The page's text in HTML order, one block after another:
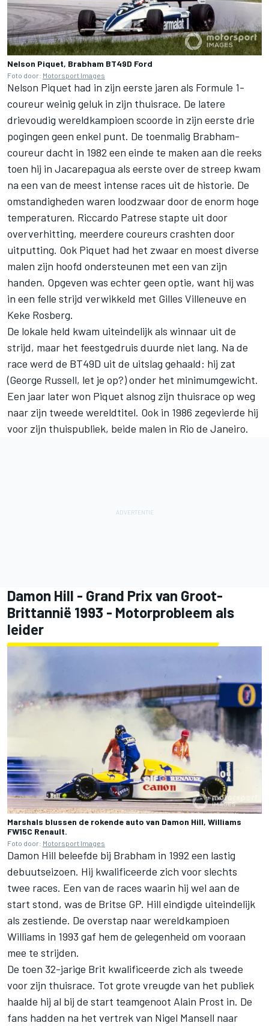
Nelson Piquet, Brabham BT49D Ford
Foto door: Motorsport Images
Nelson Piquet had in zijn eerste jaren als Formule 1-
coureur weinig geluk in zijn thuisrace. De latere
drievoudig wereldkampioen scoorde in zijn eerste drie
pogingen geen enkel punt. De toenmalig Brabham-
coureur dacht in 1982 een einde te maken aan die reeks
toen hij in Jacarepagua als eerste over de streep kwam
na een van de meest intense races uit de historie. De
omstandigheden waren loodzwaar door de enorm hoge
temperaturen. Riccardo Patrese stapte uit door
oververhitting, meerdere coureurs crashten door
uitputting. Ook Piquet had het zwaar en moest diverse
malen zijn hoofd ondersteunen met een van zijn
handen. Opgeven was echter geen optie, want hij was
in een felle strijd verwikkeld met Gilles Villeneuve en
Keke Rosberg.
De lokale held kwam uiteindelijk als winnaar uit de
strijd, maar het feestgedruis duurde niet lang. Na de
race werd de BT49D uit de uitslag gehaald: hij zat
(George Russell, let je op?) onder het minimumgewicht.
Een jaar later won Piquet alsnog zijn thuisrace op weg
naar zijn tweede wereldtitel. Ook in 1986 zegevierde hij
voor zijn thuispubliek, beide malen in Rio de Janeiro.
Damon Hill - Grand Prix van Groot-
Brittannië 1993 - Motorprobleem als
leider
Marshals blussen de rokende auto van Damon Hill, Williams
FW15C Renault.
Foto door: Motorsport Images
Damon Hill beleefde bij Brabham in 1992 een lastig
debuutseizoen. Hij kwalificeerde zich voor slechts
twee races. Een van de races waarin hij wel aan de
start stond, was de Britse GP. Hill eindigde uiteindelijk
als zestiende. De overstap naar wereldkampioen
Williams in 1993 gaf hem de gelegenheid om vooraan
mee te strijden.
De toen 32-jarige Brit kwalificeerde zich als tweede
voor zijn thuisrace. Tot grote vreugde van het publiek
haalde hij al bij de start teamgenoot Alain Prost in. De
fans hadden na het vertrek van Nigel Mansell naar